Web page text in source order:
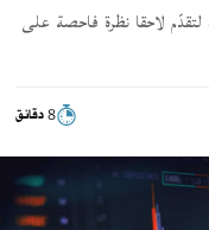
لتقدّم لاحقا نظرة فاحصة على
8 دقائق